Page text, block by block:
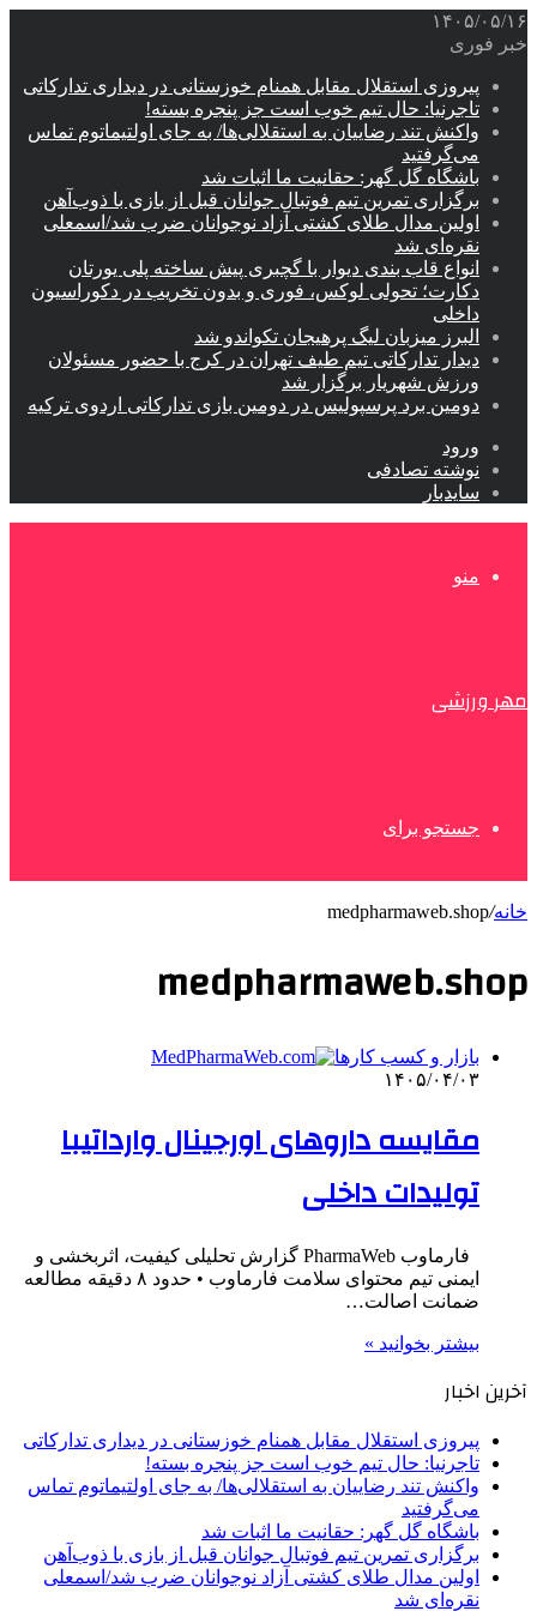
۱۴۰۵/۰۵/۱۶
خبر فوری
پیروزی استقلال مقابل همنام خوزستانی در دیداری تدارکاتی
تاجرنیا: حال تیم خوب است جز پنجره بسته!
واکنش تند رضاییان به استقلالی‌ها/ به جای اولتیماتوم تماس
می‌گرفتید
باشگاه گل گهر: حقانیت ما اثبات شد
برگزاری تمرین تیم فوتبال جوانان قبل از بازی با ذوب‌آهن
اولین مدال طلای کشتی آزاد نوجوانان ضرب شد/اسمعلی
نقره‌ای شد
انواع قاب بندی دیوار با گچبری پیش ساخته پلی یورتان
دکارت؛ تحولی لوکس، فوری و بدون تخریب در دکوراسیون
داخلی
البرز میزبان لیگ پرهیجان تکواندو شد
دیدار تدارکاتی تیم طیف تهران در کرج با حضور مسئولان
ورزش شهریار برگزار شد
دومین برد پرسپولیس در دومین بازی تدارکاتی اردوی ترکیه
ورود
نوشته تصادفی
سایدبار
منو
مهر ورزشی
جستجو برای
خانه/
medpharmaweb.shop
medpharmaweb.shop
بازار و کسب کارها
۱۴۰۵/۰۴/۰۳
مقایسه داروهای اورجینال وارداتیبا
تولیدات داخلی
فارماوب PharmaWeb گزارش تحلیلی کیفیت، اثربخشی و
ایمنی تیم محتوای سلامت فارماوب • حدود ۸ دقیقه مطالعه
ضمانت اصالت…
بیشتر بخوانید »
آخرین اخبار
پیروزی استقلال مقابل همنام خوزستانی در دیداری تدارکاتی
تاجرنیا: حال تیم خوب است جز پنجره بسته!
واکنش تند رضاییان به استقلالی‌ها/ به جای اولتیماتوم تماس
می‌گرفتید
باشگاه گل گهر: حقانیت ما اثبات شد
برگزاری تمرین تیم فوتبال جوانان قبل از بازی با ذوب‌آهن
اولین مدال طلای کشتی آزاد نوجوانان ضرب شد/اسمعلی
نقره‌ای شد